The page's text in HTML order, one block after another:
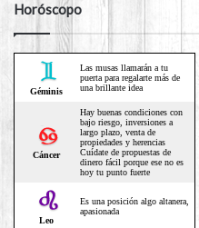
Horóscopo